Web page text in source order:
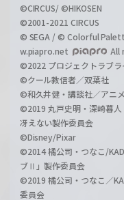
©CIRCUS/ ©HIKOSEN
©2001-2021 CIRCUS
© SEGA / © Colorful
w.piapro.net
All
©2022 プロジェクトラブラ
©クール教信者／双葉社
©和久井健・講談社／アニ
©2019 丸戸史明・深崎暮人
冴えない製作委員会
©Disney/Pixar
©2014 橘公司・つなこ/
ブⅡ」製作委員会
©2019 橘公司・つなこ／
委員会